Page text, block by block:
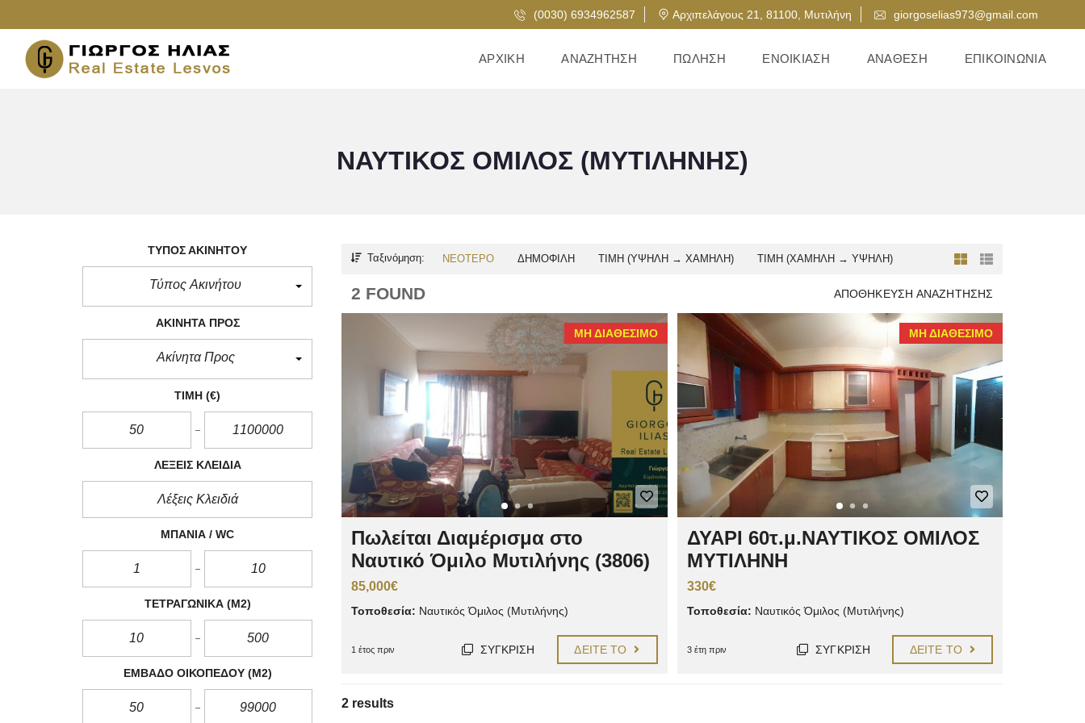
(0030) 6934962587 Αρχιπελάγους 21, 81100, Μυτιλήνη giorgoselias973@gmail.com
ΑΡΧΙΚΉ ΑΝΑΖΉΤΗΣΗ ΠΏΛΗΣΗ ΕΝΟΙΚΊΑΣΗ ΑΝΆΘΕΣΗ ΕΠΙΚΟΙΝΩΝΊΑ
ΝΑΥΤΙΚΌΣ ΌΜΙΛΟΣ (ΜΥΤΙΛΉΝΗΣ)
ΤΎΠΟΣ ΑΚΙΝΉΤΟΥ
Τύπος Ακινήτου
ΑΚΊΝΗΤΑ ΠΡΟΣ
Ακίνητα Προς
ΤΙΜΉ (€)
ΛΈΞΕΙΣ ΚΛΕΙΔΙΆ
ΜΠΆΝΙΑ / WC
ΤΕΤΡΑΓΩΝΙΚΆ (M2)
ΕΜΒΑΔΌ ΟΙΚΟΠΈΔΟΥ (M2)
Ταξινόμηση: ΝΕΌΤΕΡΟ ΔΗΜΟΦΙΛΉ ΤΙΜΉ (ΥΨΗΛΉ → ΧΑΜΗΛΉ) ΤΙΜΉ (ΧΑΜΗΛΉ → ΥΨΗΛΉ)
ΑΠΟΘΉΚΕΥΣΗ ΑΝΑΖΉΤΗΣΗΣ
2 FOUND
ΜΗ ΔΙΑΘΈΣΙΜΟ
Πωλείται Διαμέρισμα στο
Ναυτικό Όμιλο Μυτιλήνης (3806)
85,000€
Τοποθεσία: Ναυτικός Όμιλος (Μυτιλήνης)
1 έτος πριν ΣΎΓΚΡΙΣΗ ΔΕΊΤΕ ΤΟ
ΜΗ ΔΙΑΘΈΣΙΜΟ
ΔΥΑΡΙ 60τ.μ.ΝΑΥΤΙΚΟΣ ΟΜΙΛΟΣ
ΜΥΤΙΛΗΝΗ
330€
Τοποθεσία: Ναυτικός Όμιλος (Μυτιλήνης)
3 έτη πριν ΣΎΓΚΡΙΣΗ ΔΕΊΤΕ ΤΟ
2 results